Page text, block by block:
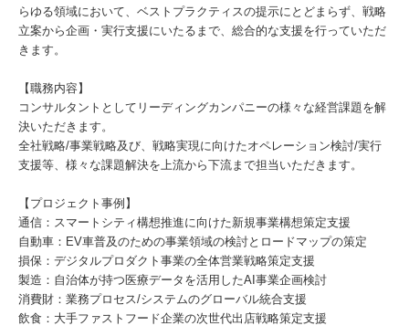
らゆる領域において、ベストプラクティスの提示にとどまらず、戦略
立案から企画・実行支援にいたるまで、総合的な支援を行っていただ
きます。
【職務内容】
コンサルタントとしてリーディングカンパニーの様々な経営課題を解
決いただきます。
全社戦略/事業戦略及び、戦略実現に向けたオペレーション検討/実行
支援等、様々な課題解決を上流から下流まで担当いただきます。
【プロジェクト事例】
通信：スマートシティ構想推進に向けた新規事業構想策定支援
自動車：EV車普及のための事業領域の検討とロードマップの策定
損保：デジタルプロダクト事業の全体営業戦略策定支援
製造：自治体が持つ医療データを活用したAI事業企画検討
消費財：業務プロセス/システムのグローバル統合支援
飲食：大手ファストフード企業の次世代出店戦略策定支援